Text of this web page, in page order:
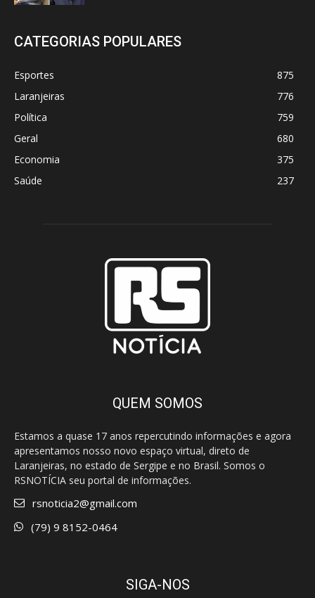
CATEGORIAS POPULARES
Esportes
875
Laranjeiras
776
Política
759
Geral
680
Economia
375
Saúde
237
QUEM SOMOS
Estamos a quase 17 anos repercutindo informações e agora
apresentamos nosso novo espaço virtual, direto de
Laranjeiras, no estado de Sergipe e no Brasil. Somos o
RSNOTÍCIA seu portal de informações.
rsnoticia2@gmail.com
(79) 9 8152-0464
SIGA-NOS